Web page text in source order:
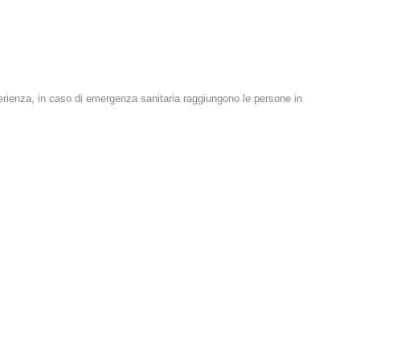
in caso di emergenza sanitaria raggiungono le persone in